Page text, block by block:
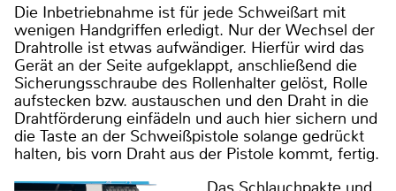
Die Inbetriebnahme ist für jede Schweißart mit
wenigen Handgriffen erledigt. Nur der Wechsel der
Drahtrolle ist etwas aufwändiger. Hierfür wird das
Gerät an der Seite aufgeklappt, anschließend die
Sicherungsschraube des Rollenhalter gelöst, Rolle
aufstecken bzw. austauschen und den Draht in die
Drahtförderung einfädeln und auch hier sichern und
die Taste an der Schweißpistole solange gedrückt
halten, bis vorn Draht aus der Pistole kommt, fertig.